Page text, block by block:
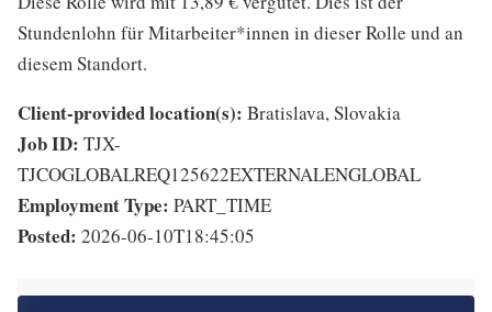
Stundenlohn für Mitarbeiter*innen in dieser Rolle und an
diesem Standort.
Client-provided location(s): Bratislava, Slovakia
Job ID: TJX-
TJCOGLOBALREQ125622EXTERNALENGLOBAL
Employment Type: PART_TIME
Posted: 2026-06-10T18:45:05